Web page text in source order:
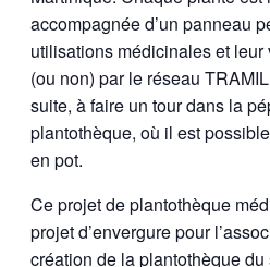
accompagnée d’un panneau
utilisations médicinales et
(ou non) par le réseau
suite, à faire un tour dans la
plantothèque, où il est
en pot.
Ce projet de plantothèque
projet d’envergure pour
création de la plantothèque